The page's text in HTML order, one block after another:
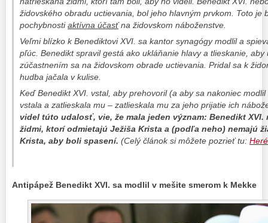
židovského obradu uctievania, bol jeho hlavným prvkom. Toto je
pochybnostiaktívna účasťna židovskom náboženstve.
Veľmi blízko k Benediktovi XVI. sa kantor synagógy modlil a
pľúc . Benedikt spravil gestá ako ukláňanie hlavy a tlieskanie,
zúčastnením sa na židovskom obrade uctievania. Pridal sa k
hudba jačala v kulise.
Keď Benedikt XVI. vstal, aby prehovoril (a aby sa nakoniec
vstala a zatlieskala mu – zatlieskala mu za jeho prijatie ich
videl túto udalosť, vie, že mala jeden význam: Benedikt XVI.
židmi, ktorí odmietajú Ježiša Krista a (podľa neho) nemajú
Krista, aby boli spasení. (Celý článok si môžete pozrieť tu:
Antipápež Benedikt XVI. sa modlil v mešite smerom k Mekke